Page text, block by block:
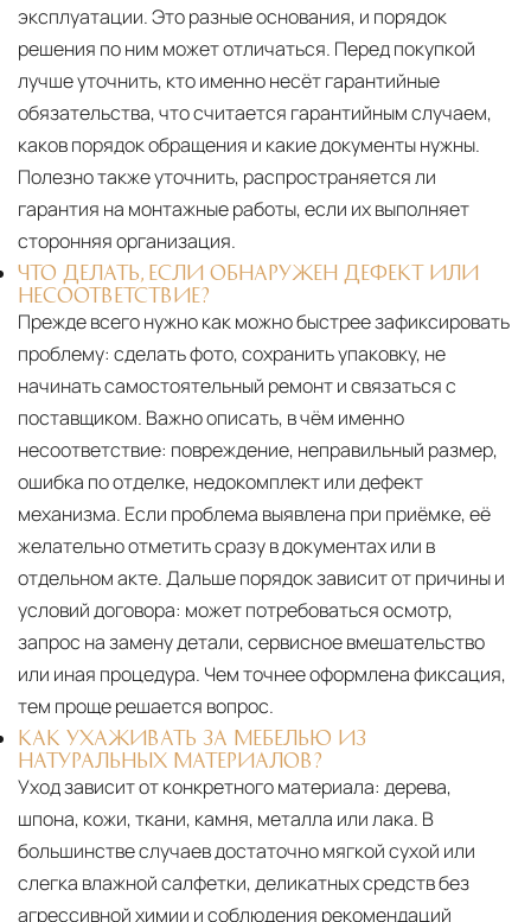
эксплуатации. Это разные основания, и порядок
решения по ним может отличаться. Перед покупкой
лучше уточнить, кто именно несёт гарантийные
обязательства, что считается гарантийным случаем,
каков порядок обращения и какие документы нужны.
Полезно также уточнить, распространяется ли
гарантия на монтажные работы, если их выполняет
сторонняя организация.
ЧТО ДЕЛАТЬ, ЕСЛИ ОБНАРУЖЕН ДЕФЕКТ ИЛИ
НЕСООТВЕТСТВИЕ?
Прежде всего нужно как можно быстрее зафиксировать
проблему: сделать фото, сохранить упаковку, не
начинать самостоятельный ремонт и связаться с
поставщиком. Важно описать, в чём именно
несоответствие: повреждение, неправильный размер,
ошибка по отделке, недокомплект или дефект
механизма. Если проблема выявлена при приёмке, её
желательно отметить сразу в документах или в
отдельном акте. Дальше порядок зависит от причины и
условий договора: может потребоваться осмотр,
запрос на замену детали, сервисное вмешательство
или иная процедура. Чем точнее оформлена фиксация,
тем проще решается вопрос.
КАК УХАЖИВАТЬ ЗА МЕБЕЛЬЮ ИЗ
НАТУРАЛЬНЫХ МАТЕРИАЛОВ?
Уход зависит от конкретного материала: дерева,
шпона, кожи, ткани, камня, металла или лака. В
большинстве случаев достаточно мягкой сухой или
слегка влажной салфетки, деликатных средств без
агрессивной химии и соблюдения рекомендаций